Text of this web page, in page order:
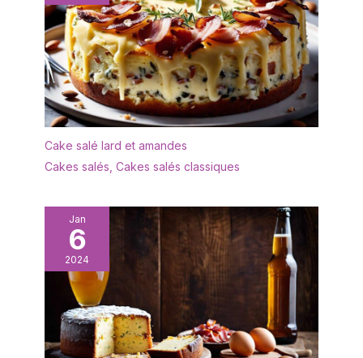
Cake salé lard et amandes
Cakes salés Cakes salés classiques
Jan
6
2024